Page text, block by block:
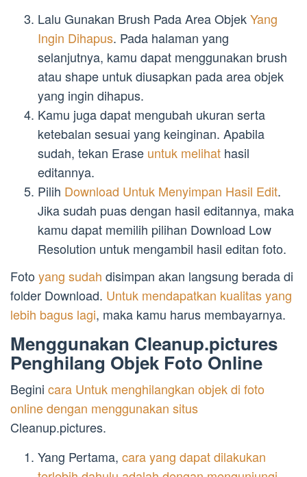
Lalu Gunakan Brush Pada Area ObjekYang
Ingin Dihapus. Pada halaman yang
selanjutnya, kamu dapat menggunakan brush
atau shape untuk diusapkan pada area objek
yang ingin dihapus.
Kamu juga dapat mengubah ukuran serta
ketebalan sesuai yang keinginan. Apabila
sudah, tekan Erase untuk melihat hasil
editannya.
Pilih Download Untuk Menyimpan Hasil Edit.
Jika sudah puas dengan hasil editannya, maka
kamu dapat memilih pilihan Download Low
Resolution untuk mengambil hasil editan foto.
Fotoyang sudah disimpan akan langsung berada di
folder Download. Untuk mendapatkan kualitas yang
lebih bagus lagi, maka kamu harus membayarnya.
Menggunakan Cleanup.pictures
Penghilang Objek Foto Online
Begini cara Untuk menghilangkan objek di foto
online dengan menggunakan situs
Cleanup.pictures.
Yang Pertama, cara yang dapat dilakukan